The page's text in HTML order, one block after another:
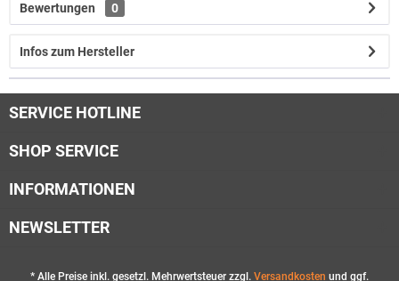
Bewertungen 0
Infos zum Hersteller
SERVICE HOTLINE
SHOP SERVICE
INFORMATIONEN
NEWSLETTER
* Alle Preise inkl. gesetzl. Mehrwertsteuer zzgl. Versandkosten und ggf.